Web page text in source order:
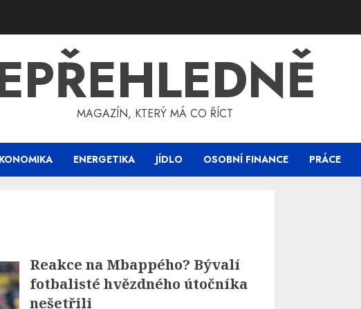
MAGAZÍN, KTERÝ MÁ CO ŘÍCT
ENERGETIKA JÍDLO OSOBNÍ FINANCE PRÁCE
Reakce na Mbappého? Bývalí
fotbalisté hvězdného útočníka
nešetřili